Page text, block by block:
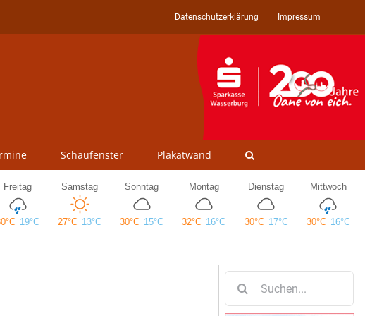
Datenschutzerklärung Impressum
Schaufenster Plakatwand
nach: